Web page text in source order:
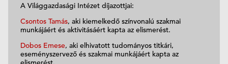
A Világgazdasági Intézet díjazottjai:
Csontos Tamás, aki kiemelkedő színvonalú szakmai
munkájáért és aktivitásáért kapta az elismerést.
Dobos Emese, aki elhivatott tudományos titkári,
eseményszervező és szakmai munkájáért kapta az